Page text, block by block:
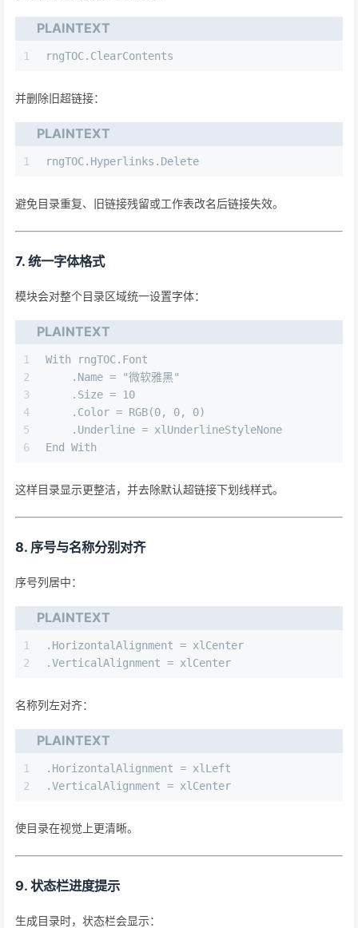
PLAINTEXT
1 rngTOC.ClearContents
并删除旧超链接：
PLAINTEXT
1 rngTOC.Hyperlinks.Delete
避免目录重复、旧链接残留或工作表改名后链接失效。
7. 统一字体格式
模块会对整个目录区域统一设置字体：
PLAINTEXT
1
2
3
4
5
6
With rngTOC.Font
    .Name = "微软雅黑"
    .Size = 10
    .Color = RGB(0, 0, 0)
    .Underline = xlUnderlineStyleNone
End With
这样目录显示更整洁，并去除默认超链接下划线样式。
8. 序号与名称分别对齐
序号列居中：
PLAINTEXT
1
2
.HorizontalAlignment = xlCenter
.VerticalAlignment = xlCenter
名称列左对齐：
PLAINTEXT
1
2
.HorizontalAlignment = xlLeft
.VerticalAlignment = xlCenter
使目录在视觉上更清晰。
9. 状态栏进度提示
生成目录时，状态栏会显示：